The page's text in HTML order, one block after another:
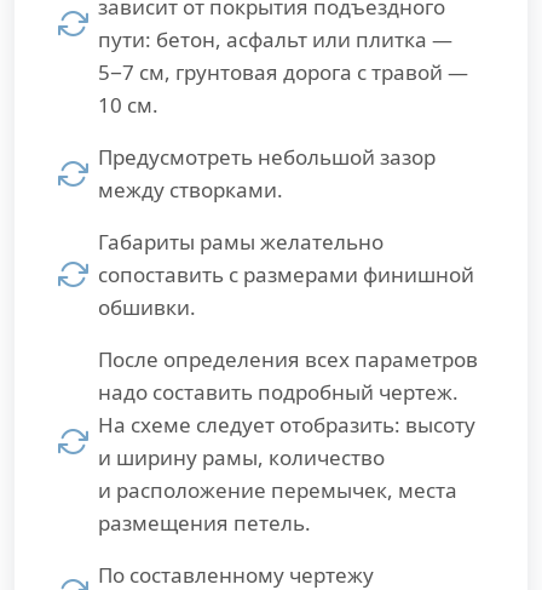
зависит от покрытия подъездного
пути: бетон, асфальт или плитка —
5−7 см, грунтовая дорога с травой —
10 см.
Предусмотреть небольшой зазор
между створками.
Габариты рамы желательно
сопоставить с размерами финишной
обшивки.
После определения всех параметров
надо составить подробный чертеж.
На схеме следует отобразить: высоту
и ширину рамы, количество
и расположение перемычек, места
размещения петель.
По составленному чертежу